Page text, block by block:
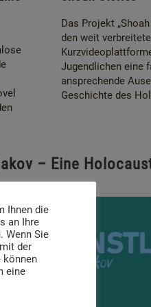
Das Projekt
den weit
Jugendlichen eine
ansprechende
Geschichte des
– Eine
Ihnen die
an Ihre
Wenn Sie
der
können
eine